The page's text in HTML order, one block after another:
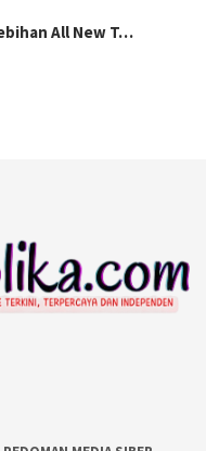
All New T…